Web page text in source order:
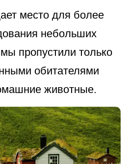
место для более
небольших
пропустили только
обитателями
животные.